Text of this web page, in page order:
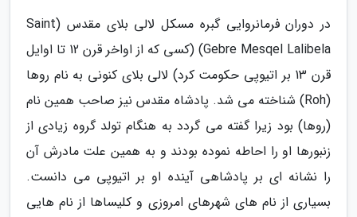
در دوران فرمانروایی گبره مسکل لالی بلای مقدس (Saint
Gebre Mesqel Lalibela) (کسی که از اواخر قرن 12 تا اوایل
قرن 13 بر اتیوپی حکومت کرد) لالی بلای کنونی به نام روها
(Roh) شناخته می شد. پادشاه مقدس نیز صاحب همین نام
(روها) بود زیرا گفته می گردد به هنگام تولد گروه زیادی از
زنبورها او را احاطه نموده بودند و به همین علت مادرش آن
را نشانه ای بر پادشاهی آینده او بر اتیوپی می دانست.
بسیاری از نام های شهرهای امروزی و کلیساها از نام هایی